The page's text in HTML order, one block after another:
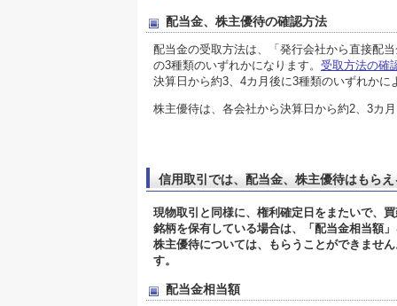
配当金、株主優待の確認方法
配当金の受取方法は、「発行会社から直接配
の3種類のいずれかになります。 受取方法の確
決算日から約3、4カ月後に3種類のいずれかに
株主優待は、各会社から決算日から約2、3カ
信用取引では、配当金、株主優待はもら
現物取引と同様に、権利確定日をまたいで、
銘柄を保有している場合は、「配当金相当額
株主優待については、もらうことができませ
す。
配当金相当額